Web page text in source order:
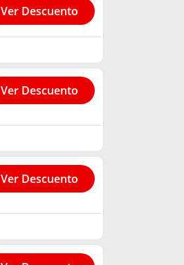
Ver Descuento
Ver Descuento
Ver Descuento